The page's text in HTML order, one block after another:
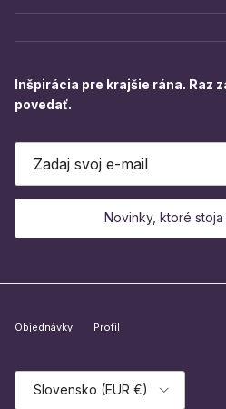
Inšpirácia pre krajšie rána. Raz
povedať.
Novinky, ktoré
Objednávky Profil
Country / Region
Slovensko (EUR €)